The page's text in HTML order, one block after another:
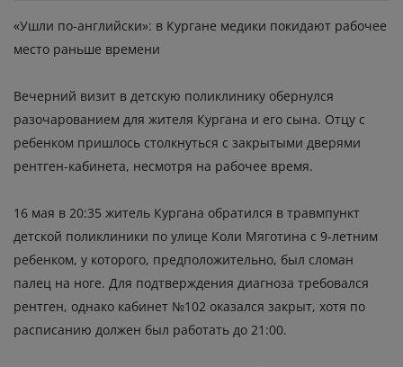
«Ушли по-английски»: в Кургане медики покидают рабочее
место раньше времени
Вечерний визит в детскую поликлинику обернулся
разочарованием для жителя Кургана и его сына. Отцу с
ребенком пришлось столкнуться с закрытыми дверями
рентген-кабинета, несмотря на рабочее время.
16 мая в 20:35 житель Кургана обратился в травмпункт
детской поликлиники по улице Коли Мяготина с 9-летним
ребенком, у которого, предположительно, был сломан
палец на ноге. Для подтверждения диагноза требовался
рентген, однако кабинет №102 оказался закрыт, хотя по
расписанию должен был работать до 21:00.